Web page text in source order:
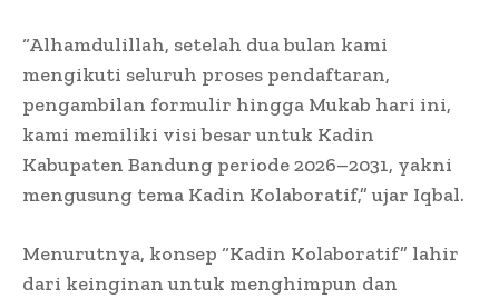
“Alhamdulillah, setelah dua bulan kami
mengikuti seluruh proses pendaftaran,
pengambilan formulir hingga Mukab hari ini,
kami memiliki visi besar untuk Kadin
Kabupaten Bandung periode 2026–2031, yakni
mengusung tema Kadin Kolaboratif,” ujar Iqbal.
Menurutnya, konsep “Kadin Kolaboratif” lahir
dari keinginan untuk menghimpun dan